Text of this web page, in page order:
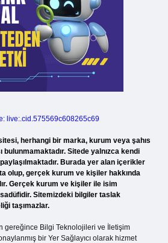
live:.cid.575569c608265c69
herhangi bir marka, kurum veya şahıs
bulunmamaktadır. Sitede yalnızca kendi
paylaşılmaktadır. Burada yer alan içerikler
olup, gerçek kurum ve kişiler hakkında
Gerçek kurum ve kişiler ile isim
Sitemizdeki bilgiler taslak
taşımazlar.
gereğince Bilgi Teknolojileri ve İletişim
bir Yer Sağlayıcı olarak hizmet